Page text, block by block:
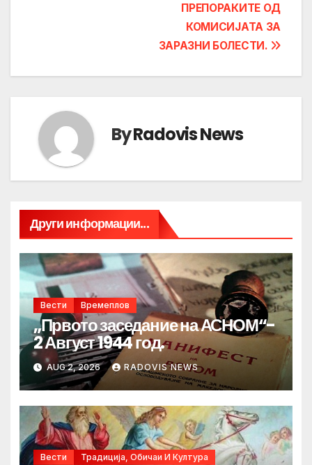
ПРЕПОРАКИТЕ ОД
КОМИСИЈАТА ЗА
ЗАРАЗНИ БОЛЕСТИ.
ByRadovis News
Други информации...
Вести Времеплов
„Првото заседание на АСНОМ“-
2 Август 1944 год.
AUG 2, 2026 RADOVIS NEWS
Вести Традиција, Обичаи И Култура